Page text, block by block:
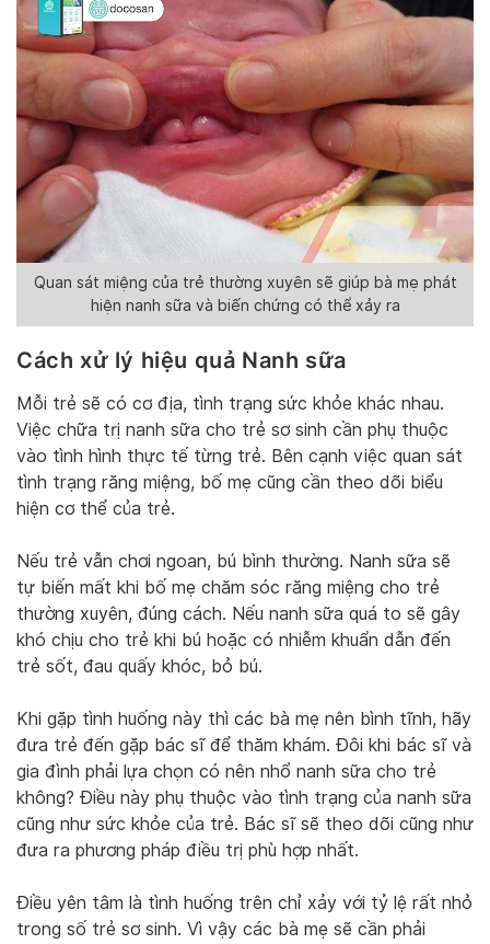
Quan sát miệng của trẻ thường xuyên sẽ giúp bà mẹ phát
hiện nanh sữa và biến chứng có thể xảy ra
Cách xử lý hiệu quả Nanh sữa
Mỗi trẻ sẽ có cơ địa, tình trạng sức khỏe khác nhau.
Việc chữa trị nanh sữa cho trẻ sơ sinh cần phụ thuộc
vào tình hình thực tế từng trẻ. Bên cạnh việc quan sát
tình trạng răng miệng, bố mẹ cũng cần theo dõi biểu
hiện cơ thể của trẻ.
Nếu trẻ vẫn chơi ngoan, bú bình thường. Nanh sữa sẽ
tự biến mất khi bố mẹ chăm sóc răng miệng cho trẻ
thường xuyên, đúng cách. Nếu nanh sữa quá to sẽ gây
khó chịu cho trẻ khi bú hoặc có nhiễm khuẩn dẫn đến
trẻ sốt, đau quấy khóc, bỏ bú.
Khi gặp tình huống này thì các bà mẹ nên bình tĩnh, hãy
đưa trẻ đến gặp bác sĩ để thăm khám. Đôi khi bác sĩ và
gia đình phải lựa chọn có nên nhổ nanh sữa cho trẻ
không? Điều này phụ thuộc vào tình trạng của nanh sữa
cũng như sức khỏe của trẻ. Bác sĩ sẽ theo dõi cũng như
đưa ra phương pháp điều trị phù hợp nhất.
Điều yên tâm là tình huống trên chỉ xảy với tỷ lệ rất nhỏ
trong số trẻ sơ sinh. Vì vậy các bà mẹ sẽ cần phải